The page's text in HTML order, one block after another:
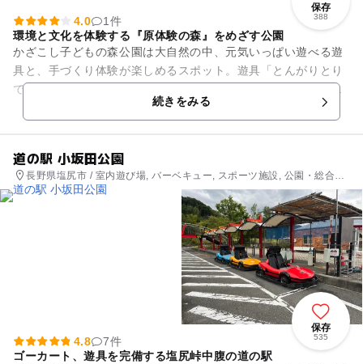
保存
388
4.0
1件
環境と文化を体験する『原体験の森』をめざす公園
かざこし子どもの森公園は大自然の中、元気いっぱい遊べる遊
具と、手づくり体験が楽しめるスポット。遊具「とんがりとり
で」から広い園内を見渡せば、遠く南アルプスを望む絶景が広
続きをみる
道の駅 小坂田公園
長野県塩尻市 / 室内遊び場, バーベキュー, スポーツ施設, 公園・総合公
園, 道の駅
保存
535
4.8
7件
ゴーカート、遊具を完備する塩尻峠中腹の道の駅